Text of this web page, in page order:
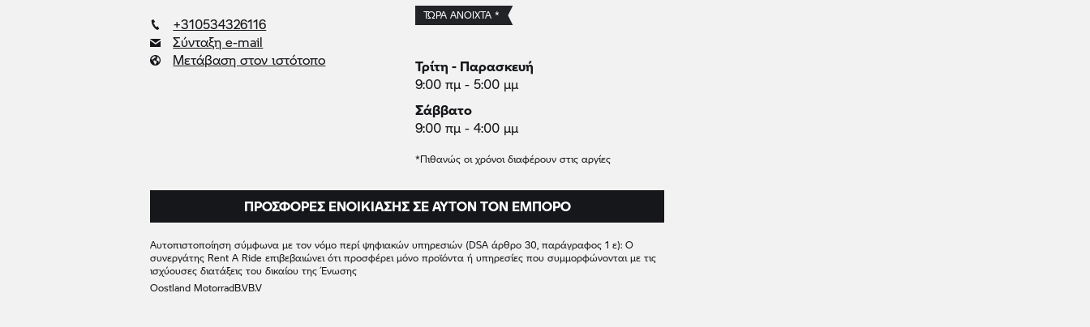
+310534326116
Σύνταξη e-mail
Μετάβαση στον ιστότοπο
ΤΏΡΑ ΑΝΟΙΧΤΆ *
Τρίτη - Παρασκευή
9:00 πμ - 5:00 μμ
Σάββατο
9:00 πμ - 4:00 μμ
*Πιθανώς οι χρόνοι διαφέρουν στις αργίες
ΠΡΟΣΦΟΡΈΣ ΕΝΟΙΚΊΑΣΗΣ ΣΕ ΑΥΤΌΝ ΤΟΝ ΈΜΠΟΡΟ
Αυτοπιστοποίηση σύμφωνα με τον νόμο περί ψηφιακών υπηρεσιών (DSA άρθρο 30, παράγραφος 1 ε): Ο
συνεργάτης Rent A Ride επιβεβαιώνει ότι προσφέρει μόνο προϊόντα ή υπηρεσίες που συμμορφώνονται με τις
ισχύουσες διατάξεις του δικαίου της Ένωσης
Oostland MotorradB.VB.V